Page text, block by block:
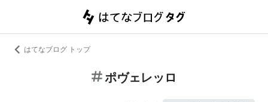
はてなブログ トップ
ポヴェレッロ